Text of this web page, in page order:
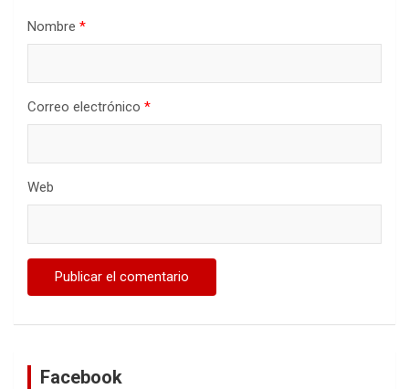
Nombre *
Correo electrónico *
Web
Facebook